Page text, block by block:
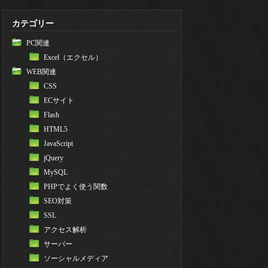
カテゴリー
PC関連
Excel（エクセル）
WEB関連
CSS
ECサイト
Flash
HTML5
JavaScript
jQuery
MySQL
PHPでよく使う関数
SEO対策
SSL
アクセス解析
サーバー
ソーシャルメディア